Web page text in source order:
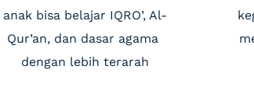
anak bisa belajar IQRO’, Al-
Qur’an, dan dasar agama
dengan lebih terarah